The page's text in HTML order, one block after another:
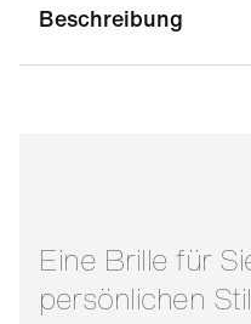
stegbreite:
Beschreibung
Eine Brille für Sie und Ihren
persönlichen Stil